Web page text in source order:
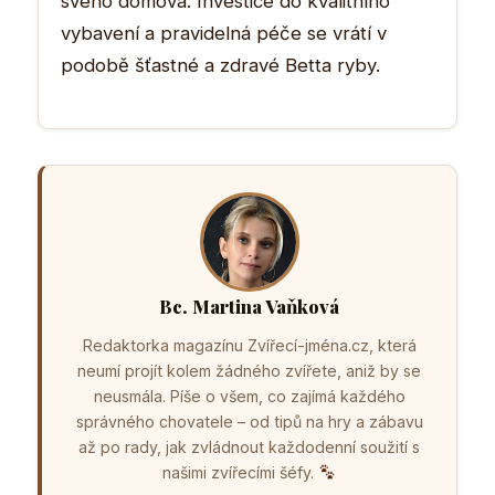
vybavení a pravidelná péče se vrátí v
podobě šťastné a zdravé Betta ryby.
Bc. Martina Vaňková
Redaktorka magazínu Zvířecí-jména.cz, která
neumí projít kolem žádného zvířete, aniž by se
neusmála. Píše o všem, co zajímá každého
správného chovatele – od tipů na hry a zábavu
až po rady, jak zvládnout každodenní soužití s
našimi zvířecími šéfy.